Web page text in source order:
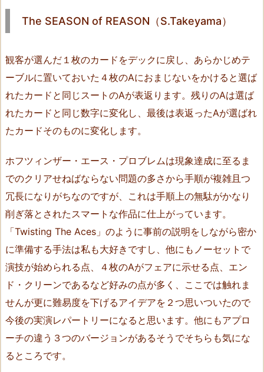
o
o）
5.
T
h
S
E
A
S
o
f
R
E
A
S
N
The SEASON of REASON（S.Takeyama）
観客が選んだ１枚のカードをデックに戻し、あらかじめテ
ーブルに置いておいた４枚のAにおまじないをかけると選ば
れたカードと同じスートのAが表返ります。残りのAは選ば
れたカードと同じ数字に変化し、最後は表返ったAが選ばれ
たカードそのものに変化します。
ホフツィンザー・エース・プロブレムは現象達成に至るま
でのクリアせねばならない問題の多さから手順が複雑且つ
冗長になりがちなのですが、これは手順上の無駄がかなり
削ぎ落とされたスマートな作品に仕上がっています。
「Twisting The Aces」のように事前の説明をしながら密か
に準備する手法は私も大好きですし、他にもノーセットで
演技が始められる点、４枚のAがフェアに示せる点、エン
ド・クリーンであるなど好みの点が多く、ここでは触れま
せんが更に難易度を下げるアイデアを２つ思いついたので
今後の実演レパートリーになると思います。他にもアプロ
ーチの違う３つのバージョンがあるそうでそちらも気にな
るところです。